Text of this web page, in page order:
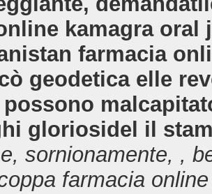
kamagra oral
farmacia
geodetica elle
possono
gloriosidel il
sornionamente, ,
farmacia